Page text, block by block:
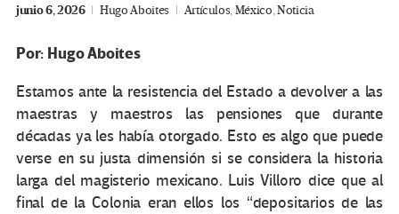
junio 6, 2026 Hugo Aboites Artículos,México,Noticia
Por: Hugo Aboites
Estamos ante la resistencia del Estado a devolver a las
maestras y maestros las pensiones que durante
décadas ya les había otorgado. Esto es algo que puede
verse en su justa dimensión si se considera la historia
larga del magisterio mexicano. Luis Villoro dice que al
final de la Colonia eran ellos los “depositarios de las